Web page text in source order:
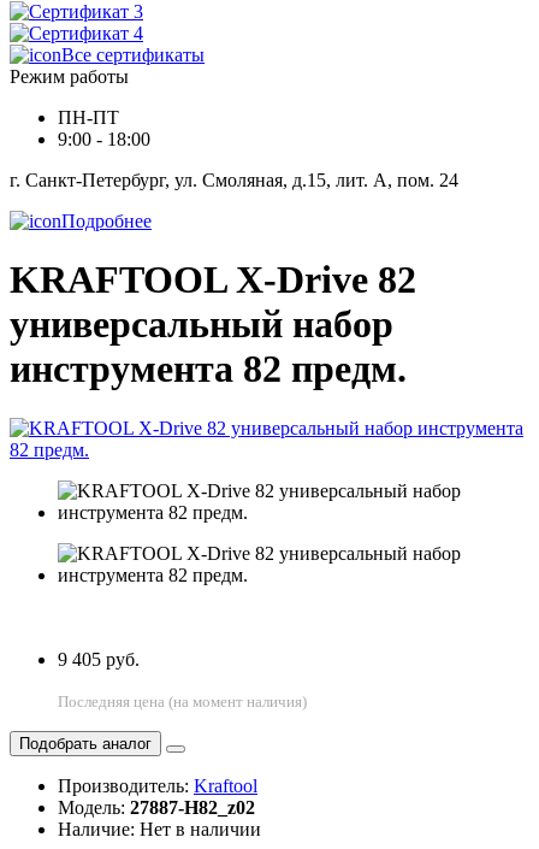
Все сертификаты
Режим работы
ПН-ПТ
9:00 - 18:00
г. Санкт-Петербург, ул. Смоляная, д.15, лит. А, пом. 24
Подробнее
KRAFTOOL X-Drive 82
универсальный набор
инструмента 82 предм.
9 405 руб.
Последняя цена (на момент наличия)
Подобрать аналог
Производитель: Kraftool
Модель: 27887-H82_z02
Наличие: Нет в наличии